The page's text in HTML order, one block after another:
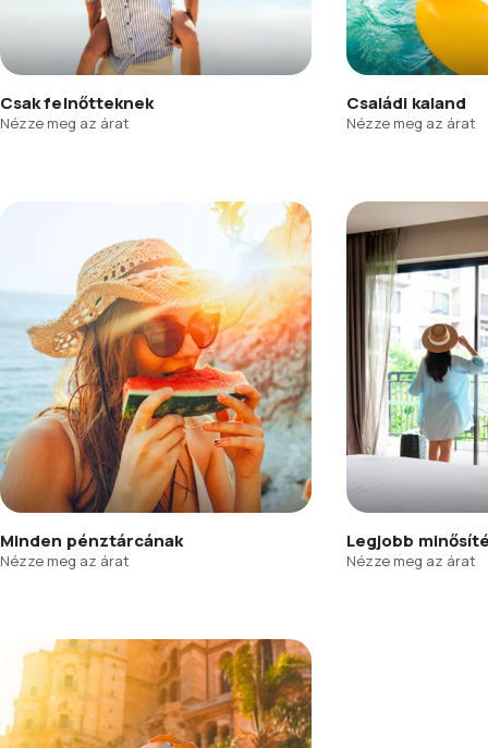
Csak felnőtteknek
Nézze meg az árat
Családi kaland
Nézze meg az árat
Minden pénztárcának
Nézze meg az árat
Legjobb
Nézze meg az árat